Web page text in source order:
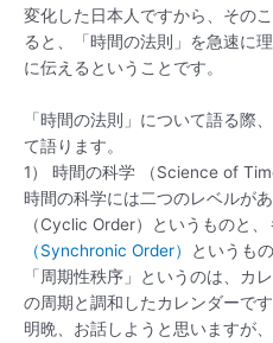
変化した日本人ですから、その
ると、「時間の法則」を急速に
に伝えるということです。
「時間の法則」について語る際
て語ります。
1） 時間の科学 （Science of
時間の科学には二つのレベルが
（Cyclic Order）というものと
（Synchronic Order）
というもの
「周期性秩序」というのは、カ
の周期と調和したカレンダーで
明晩、お話しようと思いますが